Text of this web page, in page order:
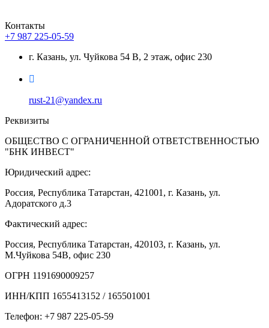
Контакты
+7 987 225-05-59
г. Казань, ул. Чуйкова 54 В, 2 этаж, офис 230
rust-21@yandex.ru
Реквизиты
ОБЩЕСТВО С ОГРАНИЧЕННОЙ ОТВЕТСТВЕННОСТЬЮ
"БНК ИНВЕСТ"
Юридический адрес:
Россия, Республика Татарстан, 421001, г. Казань, ул.
Адоратского д.3
Фактический адрес:
Россия, Республика Татарстан, 420103, г. Казань, ул.
М.Чуйкова 54В, офис 230
ОГРН 1191690009257
ИНН/КПП 1655413152 / 165501001
Телефон: +7 987 225-05-59